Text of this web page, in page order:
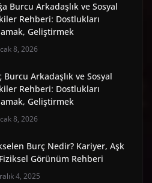
Burcu Arkadaşlık ve Sosyal
Rehberi: Dostlukları
Geliştirmek
8, 2026
Burcu Arkadaşlık ve Sosyal
Rehberi: Dostlukları
Geliştirmek
8, 2026
Burç Nedir? Kariyer, Aşk
Görünüm Rehberi
4, 2025